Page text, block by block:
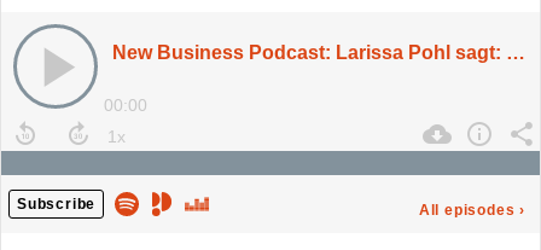
New Business Podcast: Larissa Pohl sagt: "Attacke und nicht zurück zum Status!"
00:00
Subscribe All episodes ›